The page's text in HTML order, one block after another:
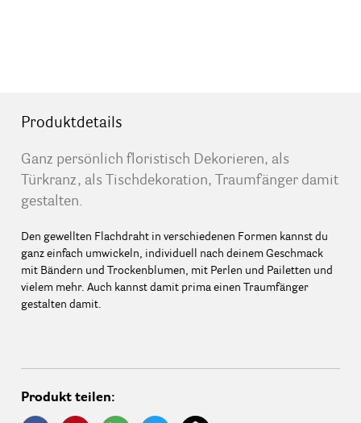
Produktdetails
Ganz persönlich floristisch Dekorieren, als
Türkranz, als Tischdekoration, Traumfänger damit
gestalten.
Den gewellten Flachdraht in verschiedenen Formen kannst du
ganz einfach umwickeln, individuell nach deinem Geschmack
mit Bändern und Trockenblumen, mit Perlen und Pailetten und
vielem mehr. Auch kannst damit prima einen Traumfänger
gestalten damit.
Produkt teilen: